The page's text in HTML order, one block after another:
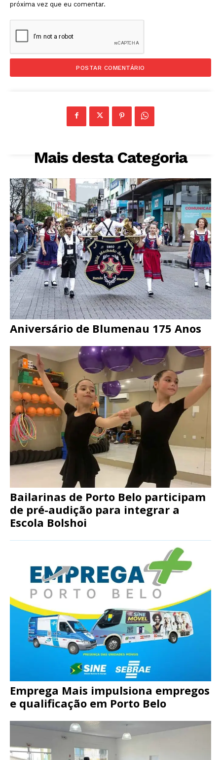
próxima vez que eu comentar.
Mais desta Categoria
Aniversário de Blumenau 175 Anos
Bailarinas de Porto Belo participam
de pré-audição para integrar a
Escola Bolshoi
Emprega Mais impulsiona empregos
e qualificação em Porto Belo